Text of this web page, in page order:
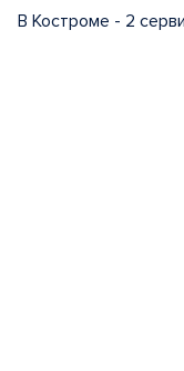
В Костроме - 2